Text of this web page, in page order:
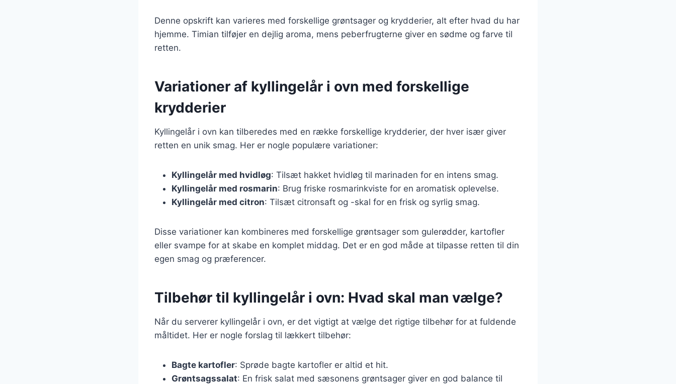
Denne opskrift kan varieres med forskellige grøntsager og krydderier, alt efter hvad du har
hjemme. Timian tilføjer en dejlig aroma, mens peberfrugterne giver en sødme og farve til
retten.
Variationer af kyllingelår i ovn med forskellige
krydderier
Kyllingelår i ovn kan tilberedes med en række forskellige krydderier, der hver især giver
retten en unik smag. Her er nogle populære variationer:
Kyllingelår med hvidløg: Tilsæt hakket hvidløg til marinaden for en intens smag.
Kyllingelår med rosmarin: Brug friske rosmarinkviste for en aromatisk oplevelse.
Kyllingelår med citron: Tilsæt citronsaft og -skal for en frisk og syrlig smag.
Disse variationer kan kombineres med forskellige grøntsager som gulerødder, kartofler
eller svampe for at skabe en komplet middag. Det er en god måde at tilpasse retten til din
egen smag og præferencer.
Tilbehør til kyllingelår i ovn: Hvad skal man vælge?
Når du serverer kyllingelår i ovn, er det vigtigt at vælge det rigtige tilbehør for at fuldende
måltidet. Her er nogle forslag til lækkert tilbehør:
Bagte kartofler: Sprøde bagte kartofler er altid et hit.
Grøntsagssalat: En frisk salat med sæsonens grøntsager giver en god balance til